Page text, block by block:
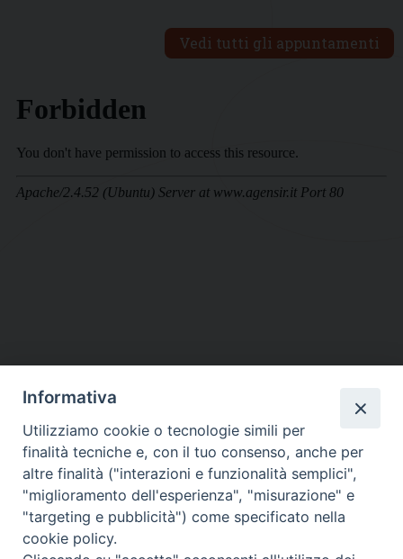
Vedi tutti gli appuntamenti
DIOCESI SUBURBICARIA DI ALBANO
Contatti:Tel.: 06.93268401 - Fax.: 06.9323844
E-mail:curia@diocesidialbano.it
Orari: dal Lunedì al Venerdì Ore: 9:00 - 13:00
Informativa
Utilizziamo cookie o tecnologie simili per
finalità tecniche e, con il tuo consenso, anche per
altre finalità ("interazioni e funzionalità semplici",
"miglioramento dell'esperienza", "misurazione" e
"targeting e pubblicità") come specificato nella
cookie policy.